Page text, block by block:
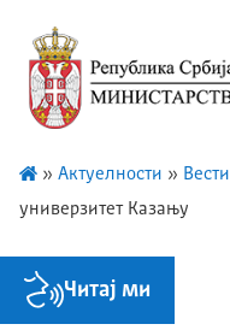
» Актуелности » Вести
универзитет Казању
Читај ми